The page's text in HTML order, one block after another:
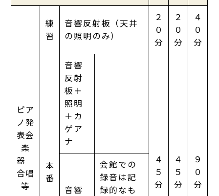
ピア
ノ発
表会
楽
器
合唱
等
練
習
音響反射板（天井
の照明のみ）
２
０
分
２
０
分
４
０
分
本
番
音響
反射
板＋
照明
＋カ
ゲア
ナ
４
５
分
４
５
分
９
０
分
音響
会館での
録音は記
録的なも